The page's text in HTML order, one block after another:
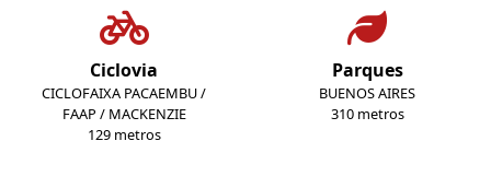
Ciclovia
CICLOFAIXA PACAEMBU /
FAAP / MACKENZIE
129 metros
Parques
BUENOS AIRES
310 metros